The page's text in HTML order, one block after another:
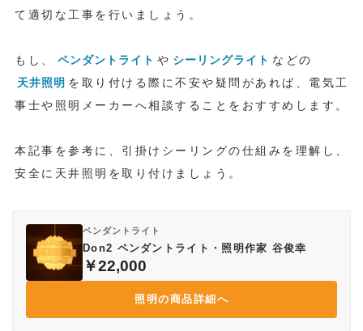
て適切な工事を行いましょう。
もし、 ペンダントライト や シーリングライト などの
天井照明 を取り付ける際に不安や疑問があれば、電気工
事士や照明メーカーへ相談することをおすすめします。
本記事を参考に、引掛けシーリングの仕組みを理解し、
安全に天井照明を取り付けましょう。
ペンダントライト
Don2 ペンダントライト・照明作家 谷俊幸
￥22,000
照明の商品詳細へ